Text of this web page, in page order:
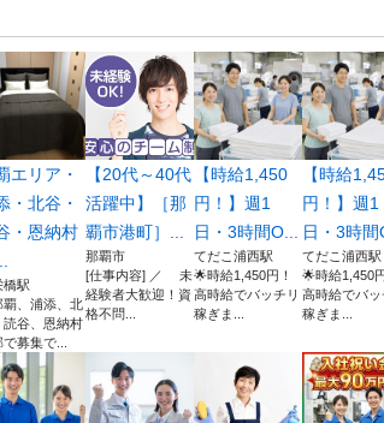
エリア・
・北谷・
・恩納村
橋駅
、浦添、北
読谷、恩納村
募集で...
【20代～40代
活躍中】［那
覇市港町］...
那覇市
[仕事内容] ／ 未
経験者大歓迎！資
格不問...
【時給1,450
円！】週1
日・3時間O...
てだこ浦西駅
🌟時給1,450円！
高時給でバッチリ
稼ぎま...
【時給
円！】週1
日・3時間
てだこ浦西駅
🌟時給1,450
高時給でバッ
稼ぎま...